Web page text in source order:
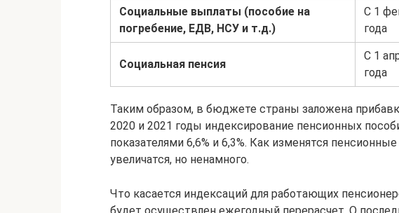
Социальные выплаты (пособие на
погребение, ЕДВ, НСУ и т.д.)
С 1
года
Социальная пенсия
С 1
года
Таким образом, в бюджете страны заложена
2020 и 2021 годы индексирование пенсионных
показателями 6,6% и 6,3%. Как изменятся
увеличатся, но ненамного.
Что касается индексаций для работающих